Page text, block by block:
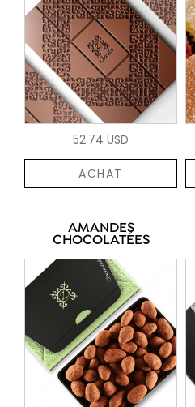
52.74 USD
ACHAT
AMANDES
CHOCOLATÉES